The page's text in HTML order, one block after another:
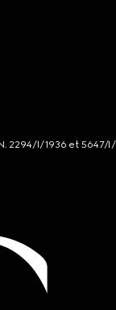
2294/I/1936 et 5647/